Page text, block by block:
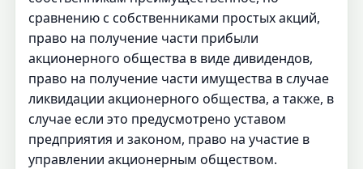
сравнению с собственниками простых акций,
право на получение части прибыли
акционерного общества в виде дивидендов,
право на получение части имущества в случае
ликвидации акционерного общества, а также, в
случае если это предусмотрено уставом
предприятия и законом, право на участие в
управлении акционерным обществом.